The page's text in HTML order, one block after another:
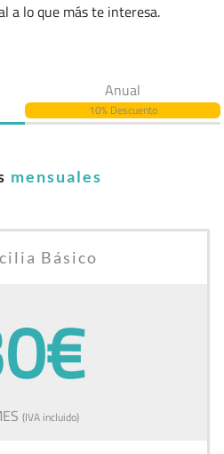
a lo que más te interesa.
Anual
10% Descuento
mensuales
Básico
(IVA incluido)